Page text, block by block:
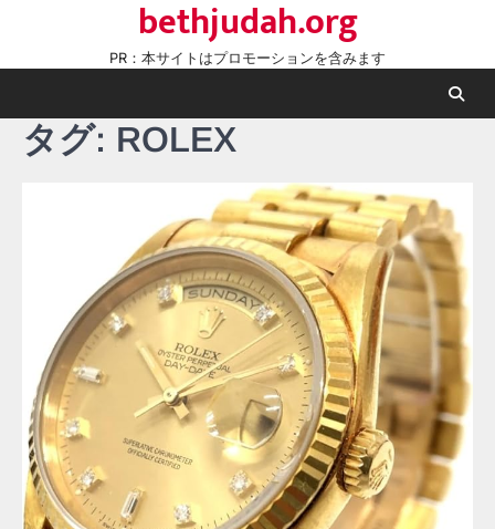
content
bethjudah.org
PR：本サイトはプロモーションを含みます
タグ: ROLEX